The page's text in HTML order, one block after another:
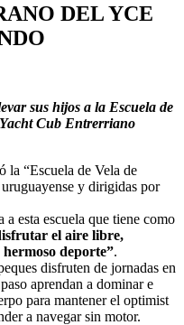
DEL YCE
sus hijos a la Escuela de
Yacht Cub Entrerriano
la “Escuela de Vela de
y dirigidas por
esta escuela que tiene como
el aire libre,
deporte”.
disfruten de jornadas en
aprendan a dominar e
para mantener el optimist
a navegar sin motor.